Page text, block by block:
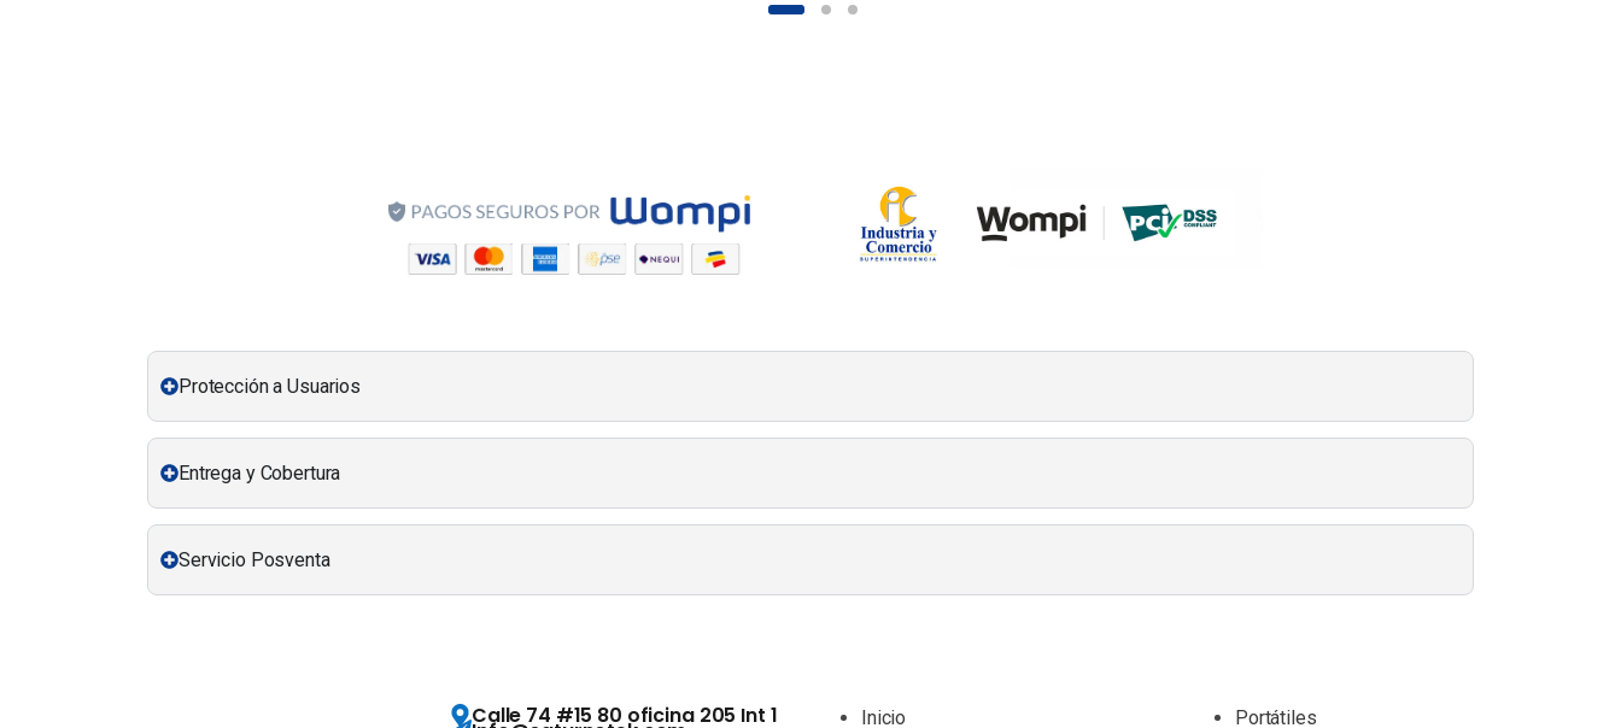
Protección a Usuarios
Entrega y Cobertura
Servicio Posventa
Calle 74 #15 80 oficina 205 Int 1 Inicio Portátiles